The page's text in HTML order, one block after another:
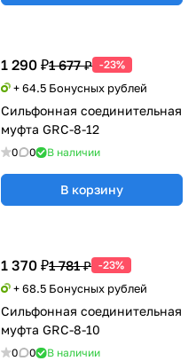
1 290 ₽1 677 ₽ -23%
+ 64.5 Бонусных рублей
Сильфонная соединительная
муфта GRC-8-12
0 0 В наличии
В корзину
1 370 ₽1 781 ₽ -23%
+ 68.5 Бонусных рублей
Сильфонная соединительная
муфта GRC-8-10
0 0 В наличии